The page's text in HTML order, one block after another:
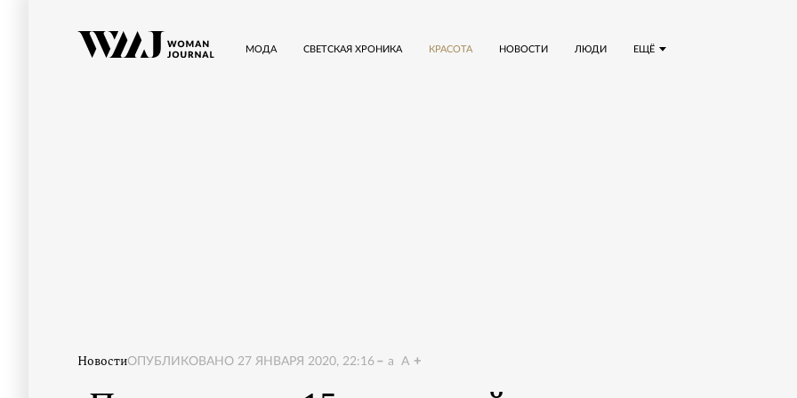
ЕЩЁ
МОДА СВЕТСКАЯ ХРОНИКА КРАСОТА НОВОСТИ ЛЮДИ
НовостиОПУБЛИКОВАНО 27 ЯНВАРЯ 2020, 22:16 a A